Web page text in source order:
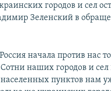
городов и сел
Зеленский в
начала против нас
наших городов и сел
пунктов нам